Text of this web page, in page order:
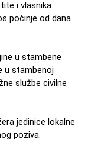
i vlasnika
počinje od dana
u stambene
u stambenoj
službe civilne
jedinice lokalne
poziva.